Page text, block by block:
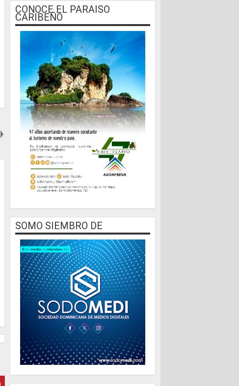
CONOCE EL PARAISO
CARIBEÑO
SOMO SIEMBRO DE